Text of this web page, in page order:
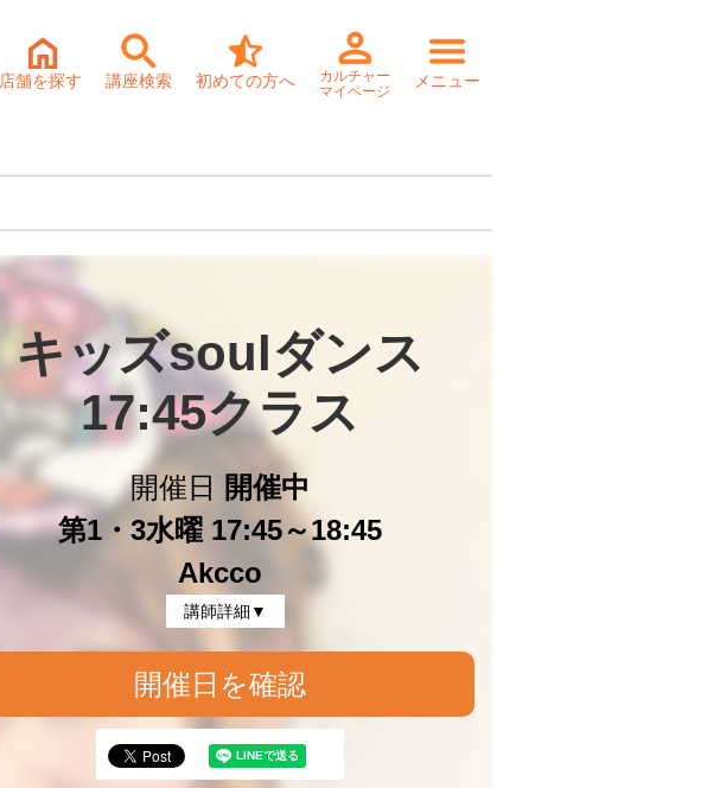
店舗を探す 講座検索 初めての方へ
カルチャー
マイページ
メニュー
キッズsoulダンス
17:45クラス
開催日
開催中
第1・3水曜 17:45～18:45
Akcco
講師詳細▼
開催日を確認